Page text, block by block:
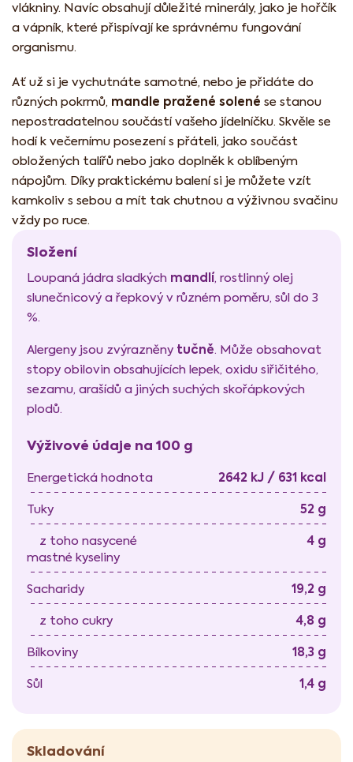
vlákniny. Navíc obsahují důležité minerály, jako je hořčík
a vápník, které přispívají ke správnému fungování
organismu.
Ať už si je vychutnáte samotné, nebo je přidáte do
různých pokrmů, mandle pražené solené se stanou
nepostradatelnou součástí vašeho jídelníčku. Skvěle se
hodí k večernímu posezení s přáteli, jako součást
obložených talířů nebo jako doplněk k oblíbeným
nápojům. Díky praktickému balení si je můžete vzít
kamkoliv s sebou a mít tak chutnou a výživnou svačinu
vždy po ruce.
Složení
Loupaná jádra sladkých mandlí, rostlinný olej
slunečnicový a řepkový v různém poměru, sůl do 3
%.
Alergeny jsou zvýrazněny tučně. Může obsahovat
stopy obilovin obsahujících lepek, oxidu siřičitého,
sezamu, arašídů a jiných suchých skořápkových
plodů.
Výživové údaje na 100 g
Energetická hodnota 2642 kJ / 631 kcal
Tuky 52 g
z toho nasycené
mastné kyseliny
4 g
Sacharidy 19,2 g
z toho cukry 4,8 g
Bílkoviny 18,3 g
Sůl 1,4 g
Skladování